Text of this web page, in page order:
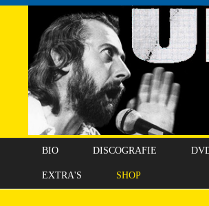
BIO DISCOGRAFIE
EXTRA'S SHOP